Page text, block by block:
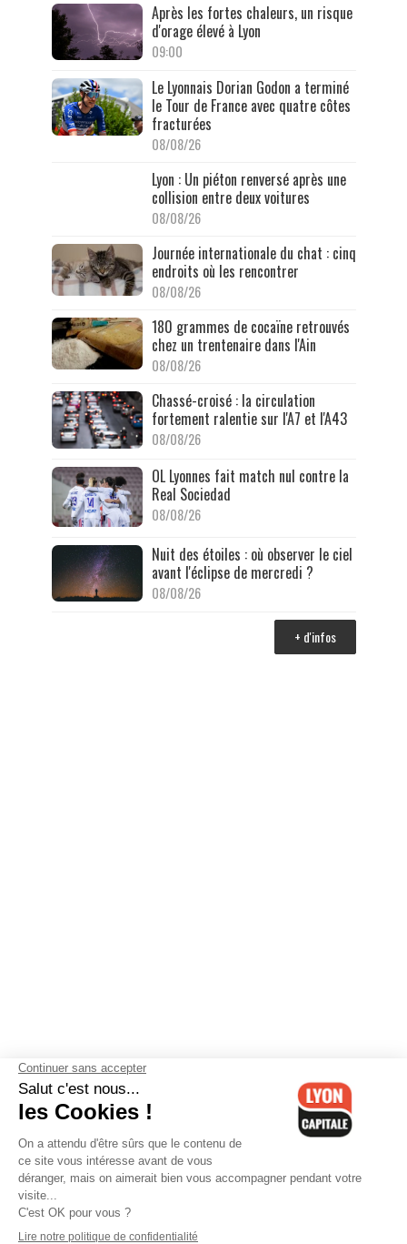
Après les fortes chaleurs, un risque
d'orage élevé à Lyon
09:00
Le Lyonnais Dorian Godon a terminé
le Tour de France avec quatre côtes
fracturées
08/08/26
Lyon : Un piéton renversé après une
collision entre deux voitures
08/08/26
Journée internationale du chat : cinq
endroits où les rencontrer
08/08/26
180 grammes de cocaïne retrouvés
chez un trentenaire dans l'Ain
08/08/26
Chassé-croisé : la circulation
fortement ralentie sur l'A7 et l'A43
08/08/26
OL Lyonnes fait match nul contre la
Real Sociedad
08/08/26
Nuit des étoiles : où observer le ciel
avant l'éclipse de mercredi ?
08/08/26
+ d'infos